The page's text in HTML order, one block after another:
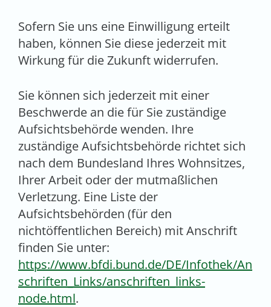
Sofern Sie uns eine Einwilligung erteilt
haben, können Sie diese jederzeit mit
Wirkung für die Zukunft widerrufen.
Sie können sich jederzeit mit einer
Beschwerde an die für Sie zuständige
Aufsichtsbehörde wenden. Ihre
zuständige Aufsichtsbehörde richtet sich
nach dem Bundesland Ihres Wohnsitzes,
Ihrer Arbeit oder der mutmaßlichen
Verletzung. Eine Liste der
Aufsichtsbehörden (für den
nichtöffentlichen Bereich) mit Anschrift
finden Sie unter:
https://www.bfdi.bund.de/DE/Infothek/An
schriften_Links/anschriften_links-
node.html.